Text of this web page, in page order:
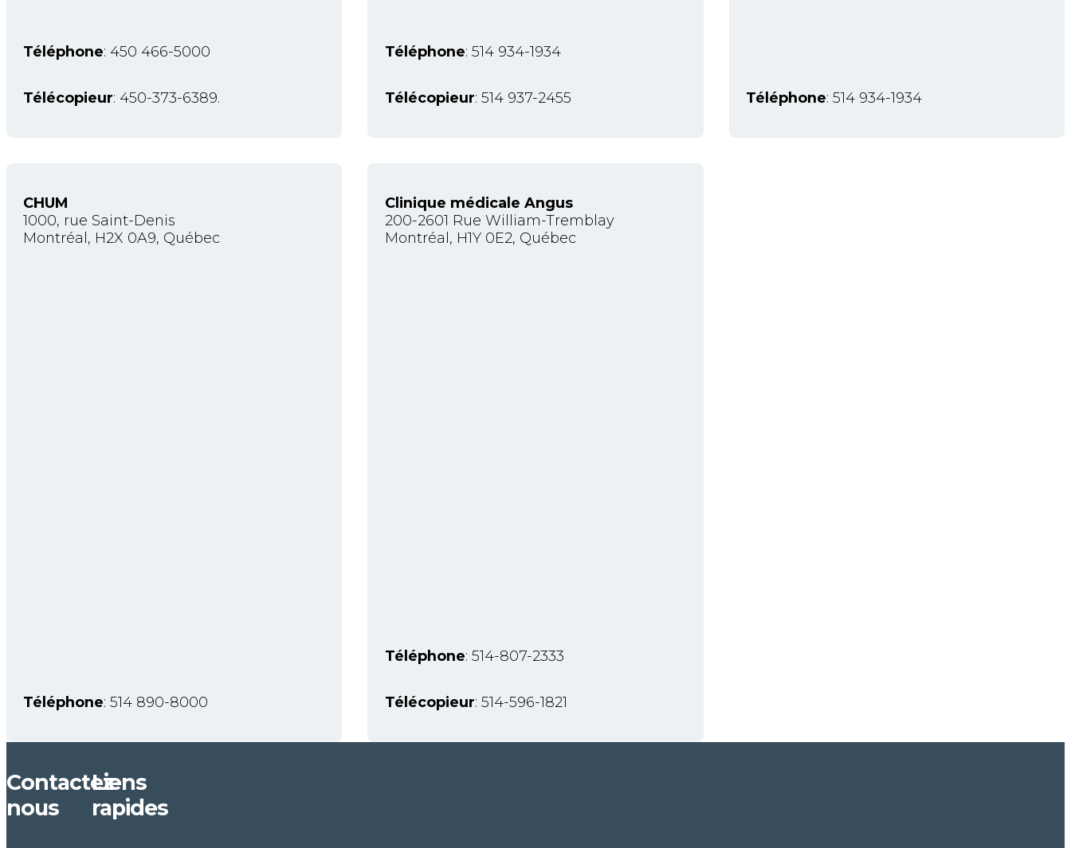
Téléphone: 450 466-5000
Télécopieur: 450-373-6389.
Téléphone: 514 934-1934
Télécopieur: 514 937-2455 Téléphone: 514 934-1934
CHUM
1000, rue Saint-Denis
Montréal, H2X 0A9, Québec
Téléphone: 514 890-8000
Clinique médicale Angus
200-2601 Rue William-Tremblay
Montréal, H1Y 0E2, Québec
Téléphone: 514-807-2333
Télécopieur: 514-596-1821
Contactez-
nous
Liens
rapides